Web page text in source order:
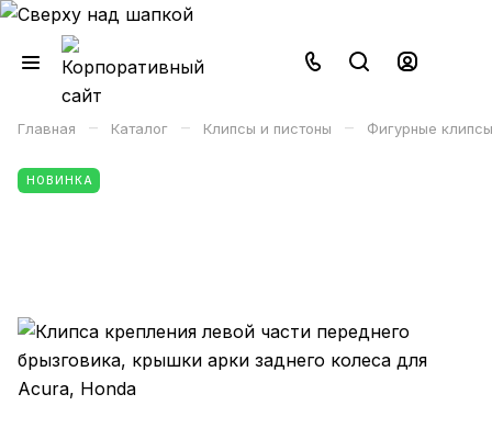
Главная – Каталог – Клипсы и пистоны – Фигурные
НОВИНКА